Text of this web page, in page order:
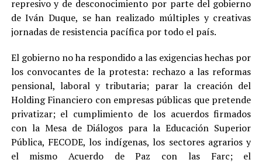
represivo y de desconocimiento por parte del gobierno
de Iván Duque, se han realizado múltiples y creativas
jornadas de resistencia pacífica por todo el país.
El gobierno no ha respondido a las exigencias hechas por
los convocantes de la protesta: rechazo a las reformas
pensional, laboral y tributaria; parar la creación del
Holding Financiero con empresas públicas que pretende
privatizar; el cumplimiento de los acuerdos firmados
con la Mesa de Diálogos para la Educación Superior
Pública, FECODE, los indígenas, los sectores agrarios y
el mismo Acuerdo de Paz con las Farc; el